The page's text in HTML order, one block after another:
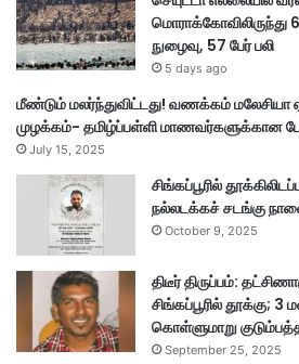
மொராக்கோவிலிருந்து
நுழைவு, 57 பேர் பலி
5 days ago
மீண்டும் மலர்ந்துவிட்டது! வணக்கம் மலேசியா
முழக்கம்- தமிழ்ப்பள்ளி மாணவர்களுக்கான
July 15, 2025
சிங்கப்பூரில்
நல்லடக்கச் சடங்கு
October 9, 2025
திடீர் திருப்பம்:
சிங்கப்பூரில் தூக்கு;
கொள்ளுமாறு
September 25, 2025